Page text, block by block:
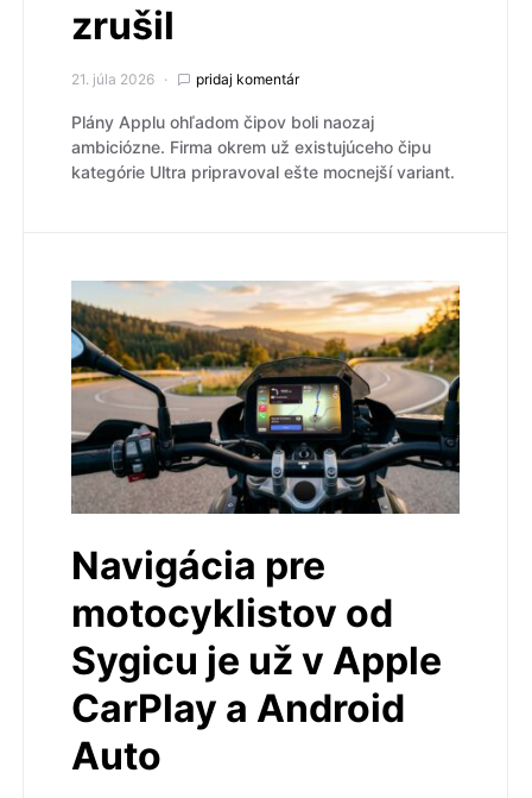
zrušil
21. júla 2026 pridaj komentár
Plány Applu ohľadom čipov boli naozaj
ambiciózne. Firma okrem už existujúceho čipu
kategórie Ultra pripravoval ešte mocnejší variant.
Navigácia pre
motocyklistov od
Sygicu je už v Apple
CarPlay a Android
Auto